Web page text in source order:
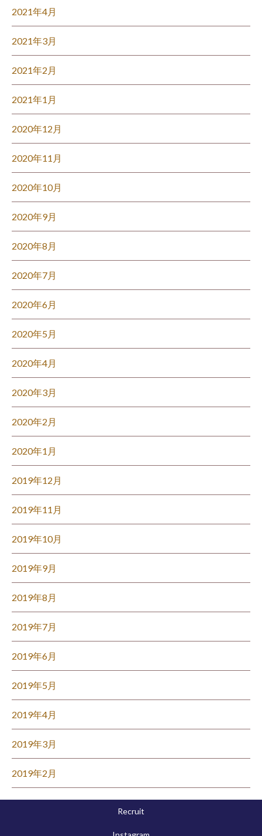
2021年4月
2021年3月
2021年2月
2021年1月
2020年12月
2020年11月
2020年10月
2020年9月
2020年8月
2020年7月
2020年6月
2020年5月
2020年4月
2020年3月
2020年2月
2020年1月
2019年12月
2019年11月
2019年10月
2019年9月
2019年8月
2019年7月
2019年6月
2019年5月
2019年4月
2019年3月
2019年2月
Recruit